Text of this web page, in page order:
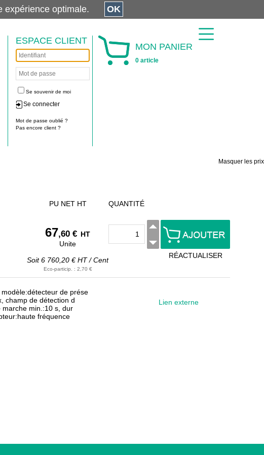
ESPACE CLIENT
Se souvenir de moi
Se connecter
Mot de passe oublié ?
Pas encore client ?
MON PANIER
0 article
Masquer les prix
PU NET HT
67,60 € HT
Unite
Soit6 760,20 € HT/Cent
Eco-particip. : 2,70 €
QUANTITÉ
RÉACTUALISER
de prése
champ de détection d
min.:10 s, dur
fréquence
Lien externe
expérience optimale. OK